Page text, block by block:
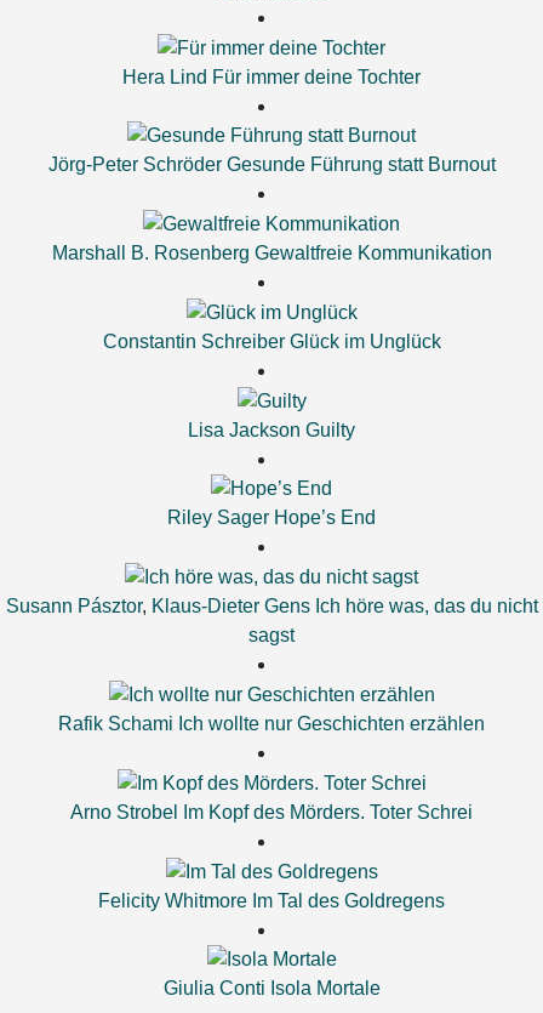
Hera Lind Für immer deine Tochter
Jörg-Peter Schröder Gesunde Führung statt Burnout
Marshall B. Rosenberg Gewaltfreie Kommunikation
Constantin Schreiber Glück im Unglück
Lisa Jackson Guilty
Riley Sager Hope’s End
Susann Pásztor, Klaus-Dieter Gens Ich höre was, das du nicht
sagst
Rafik Schami Ich wollte nur Geschichten erzählen
Arno Strobel Im Kopf des Mörders. Toter Schrei
Felicity Whitmore Im Tal des Goldregens
Giulia Conti Isola Mortale